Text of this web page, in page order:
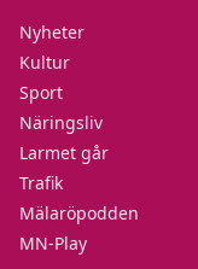
Nyheter
Kultur
Sport
Näringsliv
Larmet går
Trafik
Mälaröpodden
MN-Play